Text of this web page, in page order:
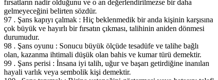
fırsatların nadir olduğunu ve o an değerlendirilmezse bir daha
gelmeyeceğini belirten sözdür.
97 . Şans kapıyı çalmak : Hiç beklenmedik bir anda kişinin karşısına
çok büyük ve hayırlı bir fırsatın çıkması, talihinin aniden dönmesi
durumudur.
98 . Şans oyunu : Sonucu büyük ölçüde tesadüfe ve talihe bağlı
olan, kazanma ihtimali düşük olan bahis ve kumar türü demektir.
99 . Şans perisi : İnsana iyi talih, uğur ve başarı getirdiğine inanılan
hayali varlık veya sembolik kişi demektir.